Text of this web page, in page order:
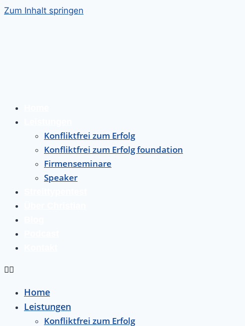
Zum Inhalt springen
Konfliktfrei zum Erfolg
Konfliktfrei zum Erfolg foundation
Firmenseminare
Speaker
Home
Leistungen
Konfliktfrei zum Erfolg